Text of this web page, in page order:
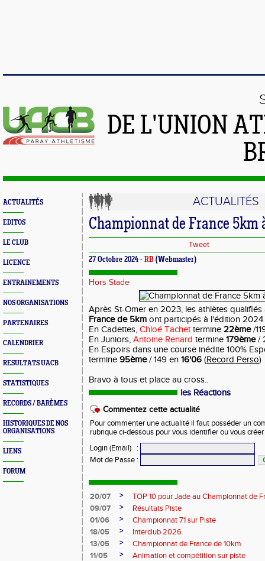
DE L'UNION
ACTUALITÉS
EDITOS
LE CLUB
LICENCE
ENTRAINEMENTS
NOS ORGANISATIONS
PARTENAIRES
CALENDRIER
RESULTATS UACB
STATISTIQUES
RECORDS / BARÈMES
HISTORIQUES DE NOS
ORGANISATIONS
LIENS
FORUM
ACTUALITÉS
Championnat de France 5km
Tweet
27 Octobre 2024 - RB (Webmaster)
Hors Stade
Après St-Omer en 2023, les athlètes
France de 5km ont participés à l'édition 2024
En Cadettes, Chloé Tachettermine 22ème/
En Juniors, Antoine Renard termine 179ème/
En Espoirs dans une course inédite 100%
termine 95ème/ 149 en 16'06 (Record Perso)
Bravo à tous et place au cross..
les Réactions
Commentez cette actualité
Pour commenter une actualité il faut posséder un
rubrique ci-dessous pour vous identifier ou vous
Login (Email)
:
Mot de Passe :
20/07 >
TOP 10 pour Jade au Championnat de
09/07
>
Résultats Piste
01/06
>
Championnat 71 sur Piste
18/05
>
Interclub 2026
13/05
>
Championnat de France de 10km
11/05
>
Animation et compétition sur piste